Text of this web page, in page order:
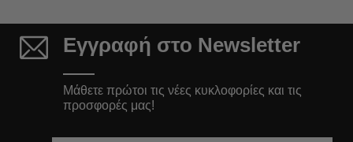
Εγγραφή στο Newsletter
Μάθετε πρώτοι τις νέες κυκλοφορίες και τις
προσφορές μας!